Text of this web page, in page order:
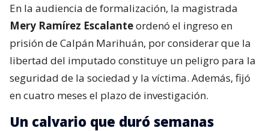
En la audiencia de formalización, la magistrada
Mery Ramírez Escalanteordenó el ingreso en
prisión de Calpán Marihuán, por considerar que la
libertad del imputado constituye un peligro para la
seguridad de la sociedad y la víctima. Además, fijó
en cuatro meses el plazo de investigación.
Un calvario que duró semanas